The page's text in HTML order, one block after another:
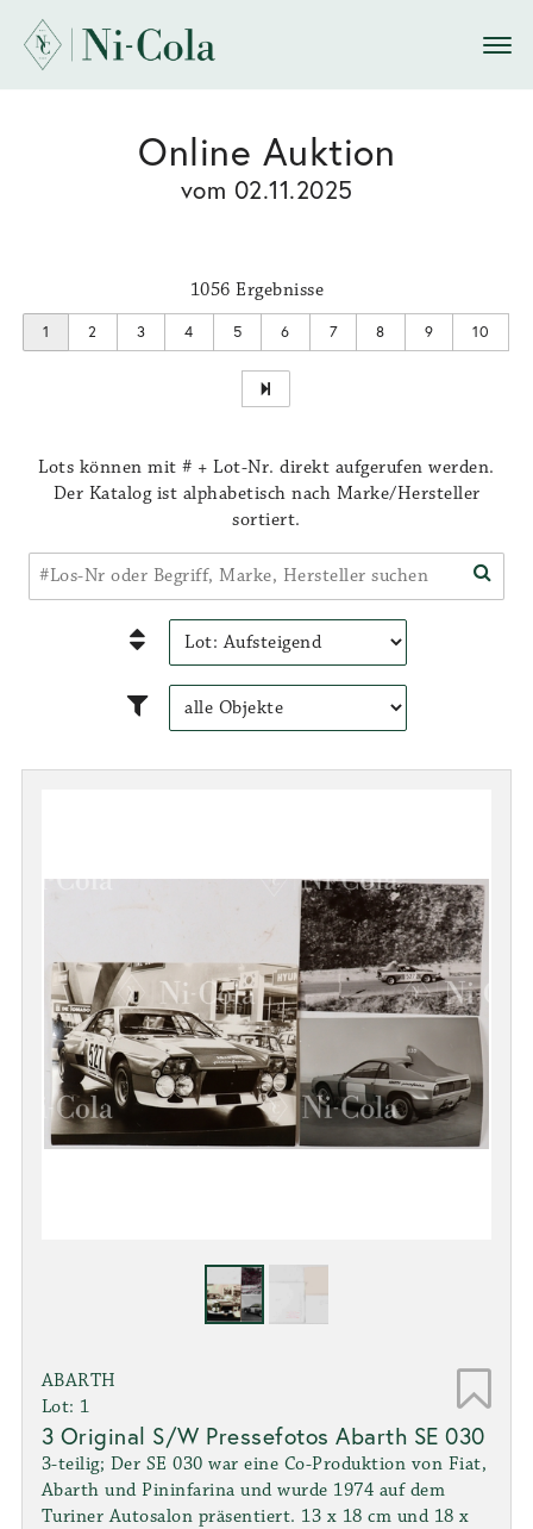
Online Auktion
vom 02.11.2025
1056 Ergebnisse
1 2 3 4 5 6 7 8 9 10
Lots können mit # + Lot-Nr. direkt aufgerufen werden.
Der Katalog ist alphabetisch nach Marke/Hersteller
sortiert.
ABARTH
Lot: 1
3 Original S/W Pressefotos Abarth SE 030
3-teilig; Der SE 030 war eine Co-Produktion von Fiat,
Abarth und Pininfarina und wurde 1974 auf dem
Turiner Autosalon präsentiert. 13 x 18 cm und 18 x